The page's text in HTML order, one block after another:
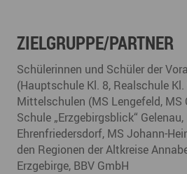
ZIELGRUPPE/PARTNER
Schülerinnen und Schüler der
(Hauptschule Kl. 8, Realschule
Mittelschulen (MS Lengefeld, MS
Schule „Erzgebirgsblick“
Ehrenfriedersdorf, MS Johann-
den Regionen der Altkreise
Erzgebirge, BBV GmbH